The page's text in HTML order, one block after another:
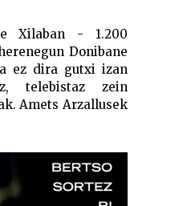
Xilaban - 1.200
Donibane
ez dira gutxi izan
telebistaz zein
Amets Arzallusek